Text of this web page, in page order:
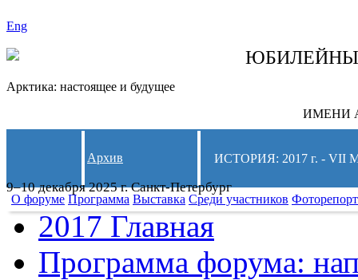
Eng
Арктика: настоящее и будущее
ИМЕНИ
9–10 декабря 2025 г. Санкт-Петербург
Архив ИСТОРИЯ: 2017 г. -
О форуме Программа Выставка Среди участников
2017 Главная
Программа форума: